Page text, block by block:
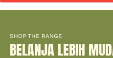
SHOP THE RANGE
BELANJA LEBIH